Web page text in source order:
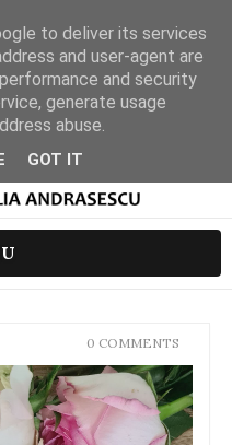
0 COMMENTS
to deliver its services
and user-agent are
and security
generate usage
abuse.
GOT IT